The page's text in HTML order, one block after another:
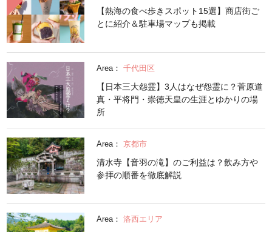
【熱海の食べ歩きスポット15選】商店街ご
とに紹介＆駐車場マップも掲載
Area： 千代田区
【日本三大怨霊】3人はなぜ怨霊に？菅原道
真・平将門・崇徳天皇の生涯とゆかりの場
所
Area： 京都市
清水寺【音羽の滝】のご利益は？飲み方や
参拝の順番を徹底解説
Area： 洛西エリア